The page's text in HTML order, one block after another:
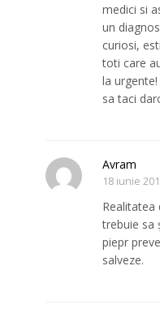
medici si
un
curiosi,
toti care
la
sa taci
Avram
18 iunie
Realitatea
trebuie sa
piepr
salveze.